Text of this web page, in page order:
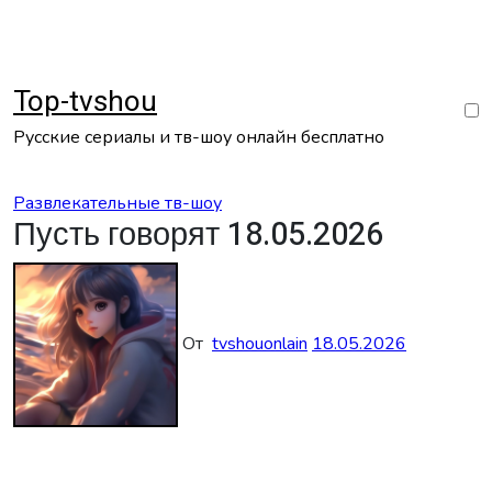
Top-tvshou
Русские сериалы и тв-шоу онлайн бесплатно
Развлекательные тв-шоу
Пусть говорят 18.05.2026
От tvshouonlain 18.05.2026